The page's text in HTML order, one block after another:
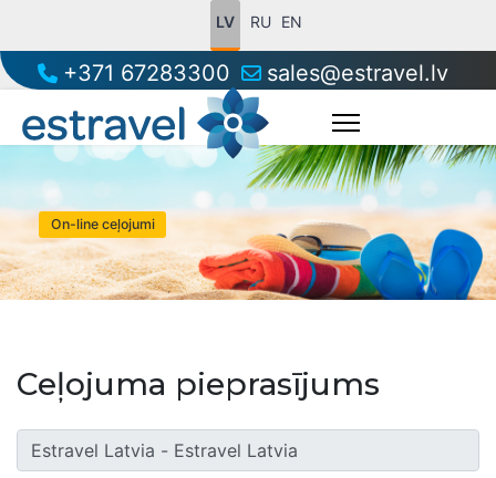
LV RU EN
+371 67283300 sales@estravel.lv
On-line ceļojumi
Ceļojuma pieprasījums